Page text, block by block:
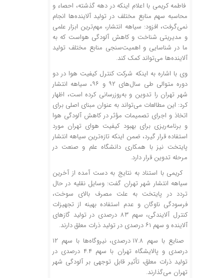
​فاطمه کریمی با اعلام اینکه در دهه گذشته، احصاء و
محاسبه سهم منابع مختلف در تولید آلاینده‌ها انجام
نمی‌گرفت، افزود: سیاهه انتشار، مهم‌ترین ابزار علمی
و مدیریتی شناخت و کاهش آلودگی هواست که به
ما در شناسایی و اهمیت‌سنجی منابع مختلف تولید
آلاینده‌ها می‌تواند کمک کند.
وی با اشاره به اینکه شرکت کنترل کیفیت هوا در دو
دوره متوالی طی سال‌های ۹۲ و ۹۶، سیاهه انتشار
شهر تهران را تدوین و به‌روزرسانی کرده است، اظهار
کرد: این مطالعات می‌تواند به عنوان مبنای اصلی برای
اتخاذ و اجرای تصمیمات مؤثر در کاهش آلودگی هوا
و برنامه‌ریزی برای بهبود کیفیت هوای تهران مورد
استفاده قرار گیرد، ضمن اینکه تازه‌ترین سیاهه انتشار
پایتخت نیز با همکاری دانشگاه علم و صنعت در
مرحله تدوین قرار دارد.
کریمی با استناد به نتایج به دست آمده از آخرین
سیاهه انتشار شهر تهران گفت: وسایل نقلیه در حال
تردد در پایتخت به علت مصرف بالای سوخت،
فرسودگی ناوگان و عدم استفاده بهینه از تجهیزات
کنترل آلایندگی، سهم ۸۳ درصدی در تولید گازهای
آلاینده و سهم ۶۱ درصدی در تولید ذرات معلق دارند.
صنایع با سهم ۱۷.۸ درصدی، نیروگاه‌ها با سهم ۱۲
درصدی و پالایشگاه تهران با سهم ۴.۴ درصدی در
تولید ذرات معلق، تأثیر قابل توجهی بر آلودگی شهر
تهران می‌گذارند.